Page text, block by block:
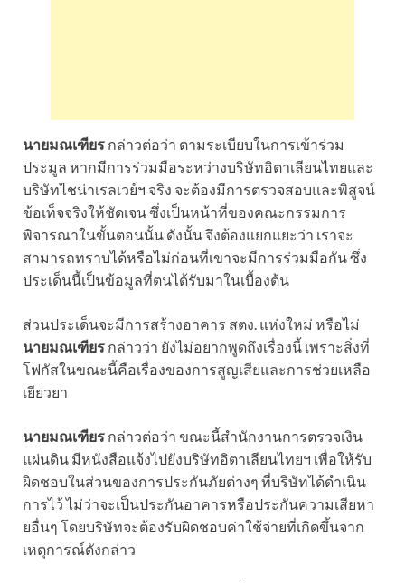
นายมณเฑียร กล่าวต่อว่า ตามระเบียบในการเข้าร่วม
ประมูล หากมีการร่วมมือระหว่างบริษัทอิตาเลียนไทยและ
บริษัทไชน่าเรลเวย์ฯ จริง จะต้องมีการตรวจสอบและพิสูจน์
ข้อเท็จจริงให้ชัดเจน ซึ่งเป็นหน้าที่ของคณะกรรมการ
พิจารณาในขั้นตอนนั้น ดังนั้น จึงต้องแยกแยะว่า เราจะ
สามารถทราบได้หรือไม่ก่อนที่เขาจะมีการร่วมมือกัน ซึ่ง
ประเด็นนี้เป็นข้อมูลที่ตนได้รับมาในเบื้องต้น
ส่วนประเด็นจะมีการสร้างอาคาร สตง. แห่งใหม่ หรือไม่
นายมณเฑียร กล่าวว่า ยังไม่อยากพูดถึงเรื่องนี้ เพราะสิ่งที่
โฟกัสในขณะนี้คือเรื่องของการสูญเสียและการช่วยเหลือ
เยียวยา
นายมณเฑียร กล่าวต่อว่า ขณะนี้สำนักงานการตรวจเงิน
แผ่นดิน มีหนังสือแจ้งไปยังบริษัทอิตาเลียนไทยฯ เพื่อให้รับ
ผิดชอบในส่วนของการประกันภัยต่างๆ ที่บริษัทได้ดำเนิน
การไว้ ไม่ว่าจะเป็นประกันอาคารหรือประกันความเสียหา
ยอื่นๆ โดยบริษัทจะต้องรับผิดชอบค่าใช้จ่ายที่เกิดขึ้นจาก
เหตุการณ์ดังกล่าว